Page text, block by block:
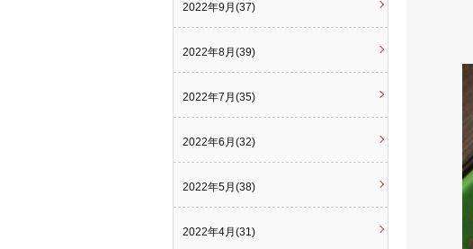
2022年9月(37)
2022年8月(39)
2022年7月(35)
2022年6月(32)
2022年5月(38)
2022年4月(31)